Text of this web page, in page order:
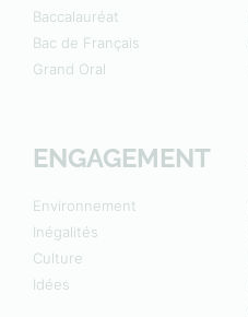
Baccalauréat
Bac de Français
Grand Oral
ENGAGEMENT
Environnement
Inégalités
Culture
Idées